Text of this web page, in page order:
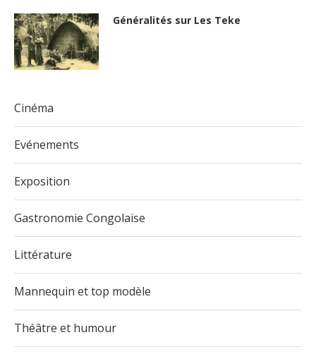
Généralités sur Les Teke
Cinéma
Evénements
Exposition
Gastronomie Congolaise
Littérature
Mannequin et top modèle
Théâtre et humour